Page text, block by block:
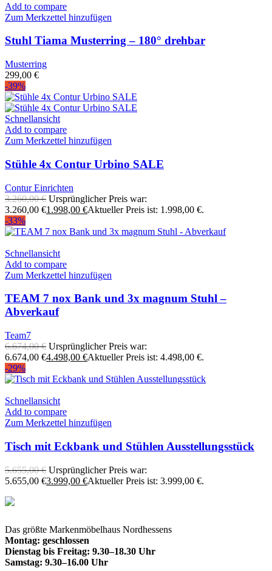
Add to compare
Zum Merkzettel hinzufügen
Stuhl Tiama Musterring – 180° drehbar
Musterring
299,00 €
-39%
Schnellansicht
Add to compare
Zum Merkzettel hinzufügen
Stühle 4x Contur Urbino SALE
Contur Einrichten
3.260,00€ Ursprünglicher Preis war:
3.260,00 €1.998,00 €Aktueller Preis ist: 1.998,00 €.
-33%
Schnellansicht
Add to compare
Zum Merkzettel hinzufügen
TEAM 7 nox Bank und 3x magnum Stuhl –
Abverkauf
Team7
6.674,00€ Ursprünglicher Preis war:
6.674,00 €4.498,00 €Aktueller Preis ist: 4.498,00 €.
-29%
Schnellansicht
Add to compare
Zum Merkzettel hinzufügen
Tisch mit Eckbank und Stühlen Ausstellungsstück
5.655,00€ Ursprünglicher Preis war:
5.655,00 €3.999,00 €Aktueller Preis ist: 3.999,00 €.
Das größte Markenmöbelhaus Nordhessens
Montag: geschlossen
Dienstag bis Freitag: 9.30–18.30 Uhr
Samstag: 9.30–16.00 Uhr